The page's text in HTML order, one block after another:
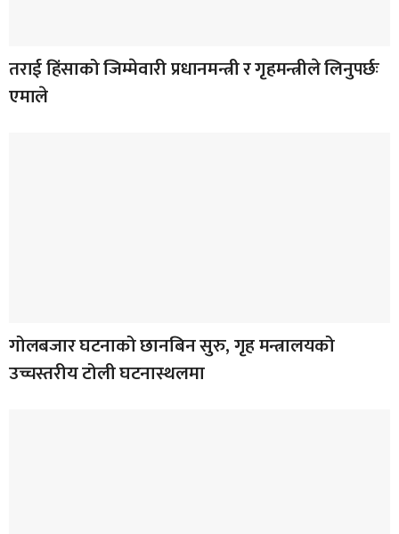
तराई हिंसाको जिम्मेवारी प्रधानमन्त्री र गृहमन्त्रीले लिनुपर्छः
एमाले
गोलबजार घटनाको छानबिन सुरु, गृह मन्त्रालयको
उच्चस्तरीय टोली घटनास्थलमा